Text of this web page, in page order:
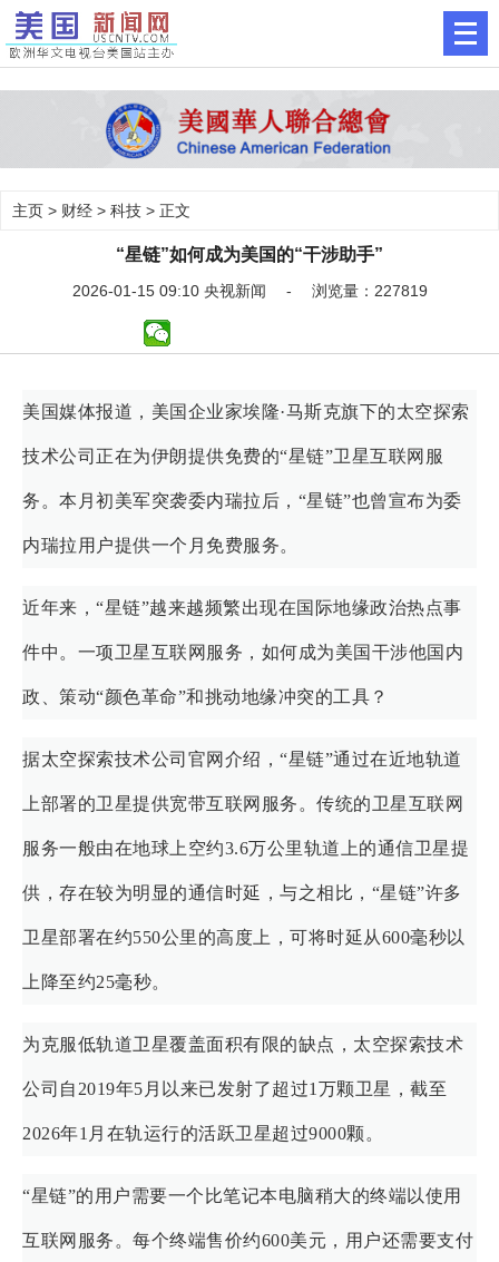
主页 > 财经 > 科技 > 正文
“星链”如何成为美国的“干涉助手”
2026-01-15 09:10 央视新闻 - 浏览量：227819
美国媒体报道，美国企业家埃隆·马斯克旗下的太空探索
技术公司正在为伊朗提供免费的“星链”卫星互联网服
务。本月初美军突袭委内瑞拉后，“星链”也曾宣布为委
内瑞拉用户提供一个月免费服务。
近年来，“星链”越来越频繁出现在国际地缘政治热点事
件中。一项卫星互联网服务，如何成为美国干涉他国内
政、策动“颜色革命”和挑动地缘冲突的工具？
据太空探索技术公司官网介绍，“星链”通过在近地轨道
上部署的卫星提供宽带互联网服务。传统的卫星互联网
服务一般由在地球上空约3.6万公里轨道上的通信卫星提
供，存在较为明显的通信时延，与之相比，“星链”许多
卫星部署在约550公里的高度上，可将时延从600毫秒以
上降至约25毫秒。
为克服低轨道卫星覆盖面积有限的缺点，太空探索技术
公司自2019年5月以来已发射了超过1万颗卫星，截至
2026年1月在轨运行的活跃卫星超过9000颗。
“星链”的用户需要一个比笔记本电脑稍大的终端以使用
互联网服务。每个终端售价约600美元，用户还需要支付